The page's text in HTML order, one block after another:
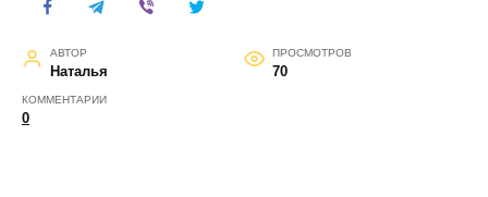
АВТОР
Наталья
ПРОСМОТРОВ
70
КОММЕНТАРИИ
0